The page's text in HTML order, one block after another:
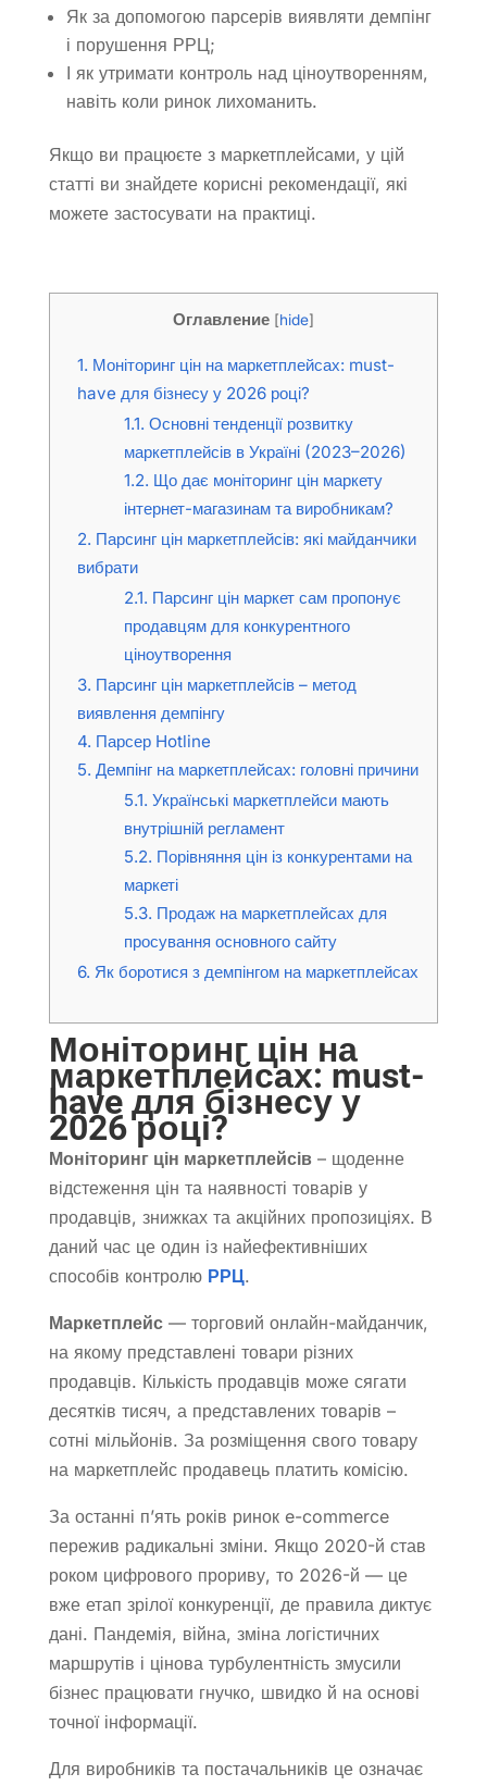
Як за допомогою парсерів виявляти демпінг
і порушення РРЦ;
І як утримати контроль над ціноутворенням,
навіть коли ринок лихоманить.
Якщо ви працюєте з маркетплейсами, у цій
статті ви знайдете корисні рекомендації, які
можете застосувати на практиці.
Оглавление [hide]
1. Моніторинг цін на маркетплейсах: must-
have для бізнесу у 2026 році?
1.1. Основні тенденції розвитку
маркетплейсів в Україні (2023–2026)
1.2. Що дає моніторинг цін маркету
інтернет-магазинам та виробникам?
2. Парсинг цін маркетплейсів: які майданчики
вибрати
2.1. Парсинг цін маркет сам пропонує
продавцям для конкурентного
ціноутворення
3. Парсинг цін маркетплейсів – метод
виявлення демпінгу
4. Парсер Hotline
5. Демпінг на маркетплейсах: головні причини
5.1. Українські маркетплейси мають
внутрішній регламент
5.2. Порівняння цін із конкурентами на
маркеті
5.3. Продаж на маркетплейсах для
просування основного сайту
6. Як боротися з демпінгом на маркетплейсах
Моніторинг цін на
маркетплейсах: must-
have для бізнесу у
2026 році?
Моніторинг цін маркетплейсів– щоденне
відстеження цін та наявності товарів у
продавців, знижках та акційних пропозиціях. В
даний час це один із найефективніших
способів контролю РРЦ.
Маркетплейс— торговий онлайн-майданчик,
на якому представлені товари різних
продавців. Кількість продавців може сягати
десятків тисяч, а представлених товарів –
сотні мільйонів. За розміщення свого товару
на маркетплейс продавець платить комісію.
За останні п’ять років ринок e-commerce
пережив радикальні зміни. Якщо 2020-й став
роком цифрового прориву, то 2026-й — це
вже етап зрілої конкуренції, де правила диктує
дані. Пандемія, війна, зміна логістичних
маршрутів і цінова турбулентність змусили
бізнес працювати гнучко, швидко й на основі
точної інформації.
Для виробників та постачальників це означає